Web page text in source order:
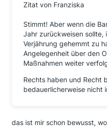
Zitat von Franziska
Stimmt! Aber wenn die
Jahr zurückweisen sollte,
Verjährung gehemmt zu
Angelegenheit über den
Maßnahmen weiter
Rechts haben und Recht
bedauerlicherweise nicht
das ist mir schon bewusst,